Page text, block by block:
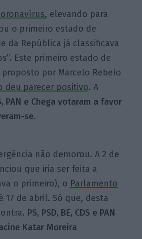
, elevando para
o primeiro estado de
da República já classificava
Este primeiro estado de
por Marcelo Rebelo
deu parecer positivo. A
PAN e Chega votaram a favor
se.
não demorou. A 2 de
que iria ser feita a
o primeiro), o Parlamento
17 de abril. Só que, desta
PS, PSD, BE, CDS e PAN
Katar Moreira